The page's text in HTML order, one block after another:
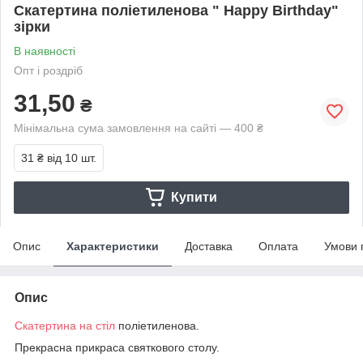
Скатертина поліетиленова " Happy Birthday"
зірки
В наявності
Опт і роздріб
31,50 ₴
Мінімальна сума замовлення на сайті — 400 ₴
31 ₴ від 10 шт.
Купити
Опис Характеристики Доставка Оплата Умови
Опис
Скатертина на стіл поліетиленова.
Прекрасна прикраса святкового столу.